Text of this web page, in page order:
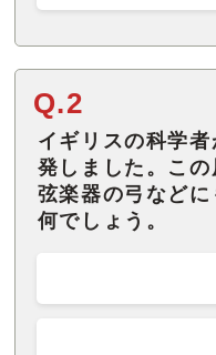
Q.2
イギリスの科学
発しました。こ
弦楽器の弓など
何でしょう。